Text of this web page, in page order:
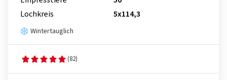
Lochkreis
5x114,3
Wintertauglich
(82)